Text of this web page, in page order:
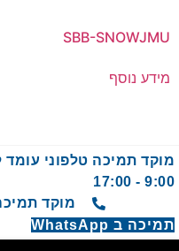
SBB-SNOWJMU
מידע נוסף
מוקד תמיכה טלפוני
9:00 - 17:00
מוקד תמיכה
תמיכה ב WhatsApp